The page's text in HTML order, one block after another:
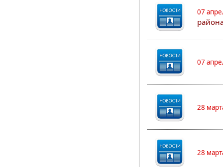
07
07
28
28